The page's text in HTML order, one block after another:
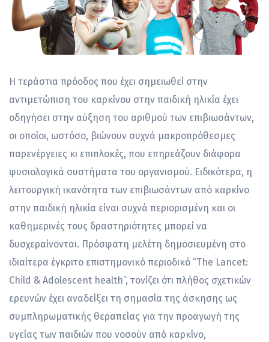
Η τεράστια πρόοδος που έχει σημειωθεί στην
αντιμετώπιση του καρκίνου στην παιδική ηλικία έχει
οδηγήσει στην αύξηση του αριθμού των επιβιωσάντων,
οι οποίοι, ωστόσο, βιώνουν συχνά μακροπρόθεσμες
παρενέργειες κι επιπλοκές, που επηρεάζουν διάφορα
φυσιολογικά συστήματα του οργανισμού. Ειδικότερα, η
λειτουργική ικανότητα των επιβιωσάντων από καρκίνο
στην παιδική ηλικία είναι συχνά περιορισμένη και οι
καθημερινές τους δραστηριότητες μπορεί να
δυσχεραίνονται. Πρόσφατη μελέτη δημοσιευμένη στο
ιδιαίτερα έγκριτο επιστημονικό περιοδικό “The Lancet:
Child & Adolescent health”, τονίζει ότι πλήθος σχετικών
ερευνών έχει αναδείξει τη σημασία της άσκησης ως
συμπληρωματικής θεραπείας για την προαγωγή της
υγείας των παιδιών που νοσούν από καρκίνο,